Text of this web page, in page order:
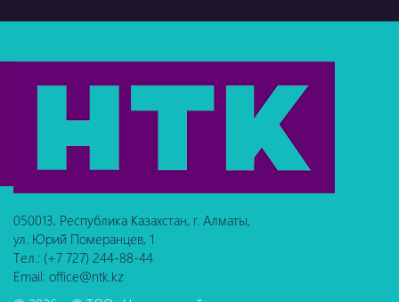
050013, Республика Казахстан, г. Алматы,
ул. Юрий Померанцев, 1
Тел.: (+7 727) 244-88-44
Email: office@ntk.kz